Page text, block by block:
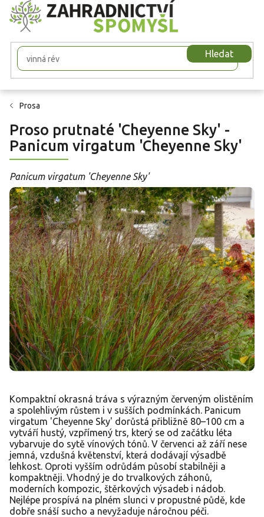
Přejít
na
obsah
Hledat
Prosa
Proso prutnaté 'Cheyenne Sky' -
Panicum virgatum 'Cheyenne Sky'
Panicum virgatum 'Cheyenne Sky'
Kompaktní okrasná tráva s výrazným červeným olistěním
a spolehlivým růstem i v sušších podmínkách. Panicum
virgatum 'Cheyenne Sky' dorůstá přibližně 80–100 cm a
vytváří hustý, vzpřímený trs, který se od začátku léta
vybarvuje do sytě vínových tónů. V červenci až září nese
jemná, vzdušná květenství, která dodávají výsadbě
lehkost. Oproti vyšším odrůdám působí stabilněji a
kompaktněji. Vhodný je do trvalkových záhonů,
moderních kompozic, štěrkových výsadeb i nádob.
Nejlépe prospívá na plném slunci v propustné půdě, kde
dobře snáší sucho a nevyžaduje náročnou péči.